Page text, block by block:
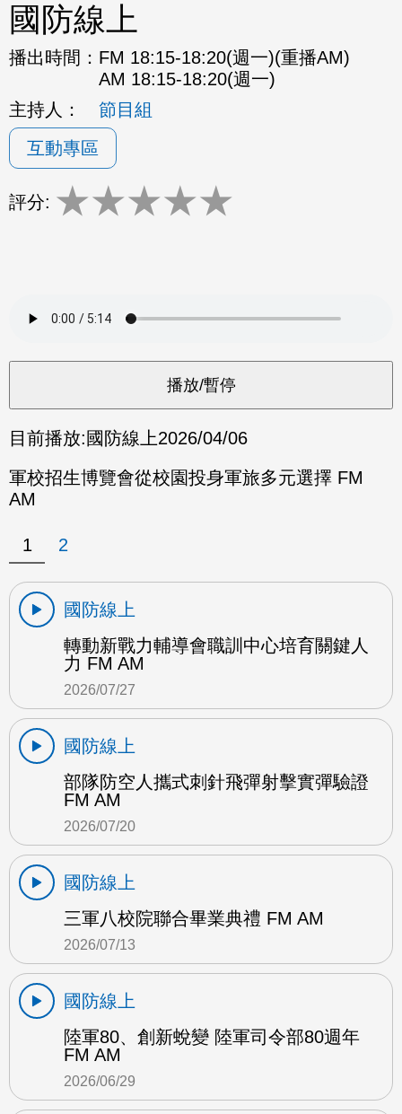
國防線上
播出時間： FM 18:15-18:20(週一)(重播AM)
AM 18:15-18:20(週一)
主持人：
節目組
互動專區
評分: ★★★★★
目前播放:國防線上2026/04/06
軍校招生博覽會從校園投身軍旅多元選擇 FM
AM
1 2
國防線上
轉動新戰力輔導會職訓中心培育關鍵人
力 FM AM
2026/07/27
國防線上
部隊防空人攜式刺針飛彈射擊實彈驗證
FM AM
2026/07/20
國防線上
三軍八校院聯合畢業典禮 FM AM
2026/07/13
國防線上
陸軍80、創新蛻變 陸軍司令部80週年
FM AM
2026/06/29